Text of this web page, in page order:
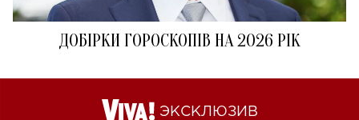
ДОБІРКИ ГОРОСКОПІВ НА 2026 РІК
ЭКСКЛЮЗИВ